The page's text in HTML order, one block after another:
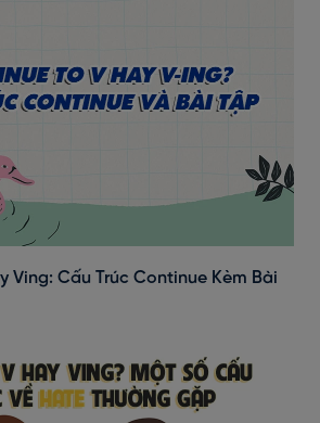
Ving: Cấu Trúc Continue Kèm Bài